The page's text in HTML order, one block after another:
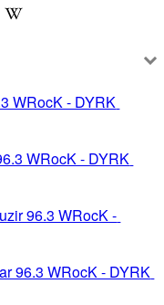
WRocK - DYRK
WRocK - DYRK
96.3 WRocK -
96.3 WRocK - DYRK